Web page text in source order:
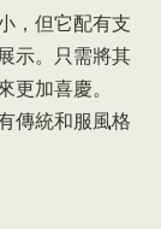
，但它配有支
示。只需將其
更加喜慶。
傳統和服風格